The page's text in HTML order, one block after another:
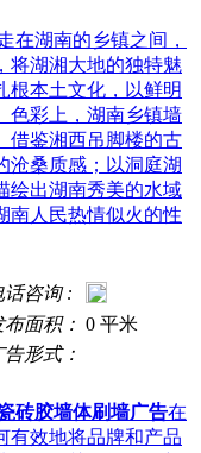
在湖南的乡镇之间，
将湖湘大地的独特魅
根本土文化，以鲜明
色彩上，湖南乡镇墙
借鉴湘西吊脚楼的古
沧桑质感；以洞庭湖
绘出湖南秀美的水域
南人民热情似火的性
话咨询 :
布面积： 0 平米
告形式：
砖胶墙体刷墙广告在
有效地将品牌和产品